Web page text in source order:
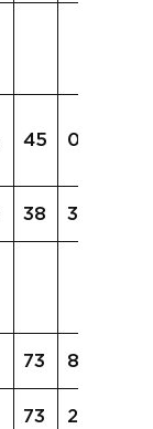
45 0.14mg
38 3.43mg
73 83mg
73 224mg